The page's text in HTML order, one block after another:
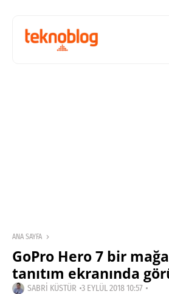
ANA SAYFA
GoPro Hero 7 bir
tanıtım ekranında
SABRI KÜSTÜR 3 EYLÜL 2018 10:57